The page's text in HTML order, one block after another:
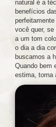
natural é a
benefícios
você quer,
a um tom
o dia a dia
buscamos a
Quando bem
estima, torna